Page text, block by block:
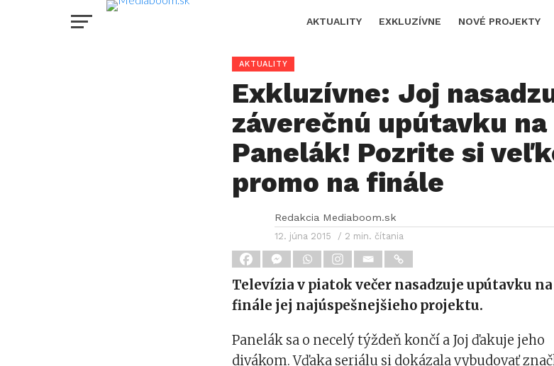
AKTUALITY EXKLUZÍVNE NOVÉ PROJEKTY
AKTUALITY
Exkluzívne: Joj
záverečnú upútavku na
Panelák! Pozrite si
promo na finále
Redakcia Mediaboom.sk
12. júna 2015 / 2 min. čítania
Televízia v piatok večer nasadzuje upútavku
finále jej najúspešnejšieho projektu.
Panelák sa o necelý týždeň končí a Joj ďakuje jeho
divákom. Vďaka seriálu si dokázala vybudovať